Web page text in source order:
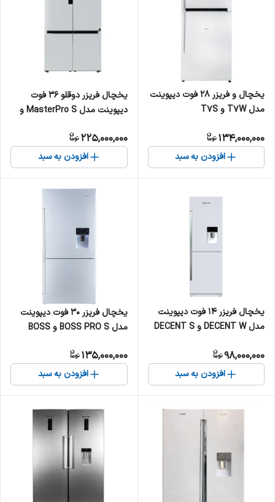
یخچال و فریزر 28 فوت دیپوینت
مدل T7W و T7S
134,000,000
افزودن به سبد
یخچال فریزر دوقلو 36 فوت
دیپوینت مدل MasterPro S و
225,000,000
افزودن به سبد
یخچال فریزر 14 فوت دیپوینت
مدل DECENT W و DECENT S
98,000,000
افزودن به سبد
یخچال فریزر 30 فوت دیپوینت
مدل BOSS PRO S و BOSS
135,000,000
افزودن به سبد